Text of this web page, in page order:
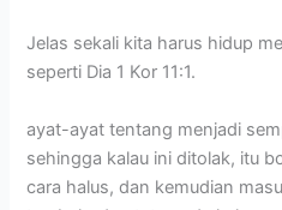
Jelas sekali kita harus hidup
seperti Dia 1 Kor 11:1.
ayat-ayat tentang menjadi
sehingga kalau ini ditolak, itu
cara halus, dan kemudian